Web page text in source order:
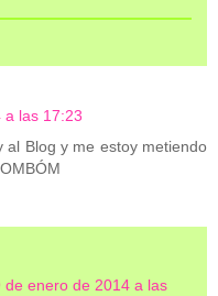
a las 17:23
al Blog y me estoy metiendo
de enero de 2014 a las